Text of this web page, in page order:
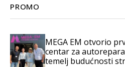
PROMO
MEGA EM otvorio
centar za
temelj budućnosti